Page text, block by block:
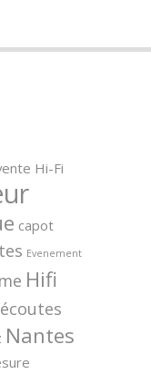
Hi-Fi
capot
Evenement
Hifi
Nantes